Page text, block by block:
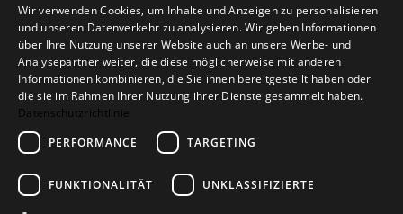
AGB Datenschutz
Impressum
Kontakt
Wir verwenden Cookies, um Inhalte und Anzeigen zu personalisieren
und unseren Datenverkehr zu analysieren. Wir geben Informationen
über Ihre Nutzung unserer Website auch an unsere Werbe- und
Analysepartner weiter, die diese möglicherweise mit anderen
Informationen kombinieren, die Sie ihnen bereitgestellt haben oder
die sie im Rahmen Ihrer Nutzung ihrer Dienste gesammelt haben.
Datenschutzrichtlinie
PERFORMANCE
TARGETING
FUNKTIONALITÄT UNKLASSIFIZIERTE